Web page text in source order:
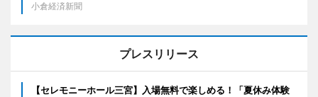
小倉経済新聞
プレスリリース
【セレモニーホール三宮】入場無料で楽しめる！「夏休み体験